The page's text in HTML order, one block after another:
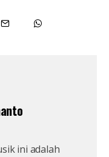
ini adalah